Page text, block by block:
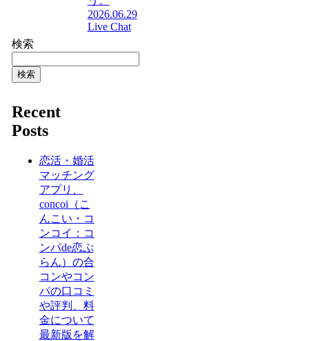
2026.06.29
Live Chat
検索
検索
Recent
Posts
恋活・婚活
マッチング
アプリ、
concoi（こ
んこい・コ
ンコイ：コ
ンパde恋ぷ
らん）の合
コンやコン
パの口コミ
や評判、料
金について
最新版を解